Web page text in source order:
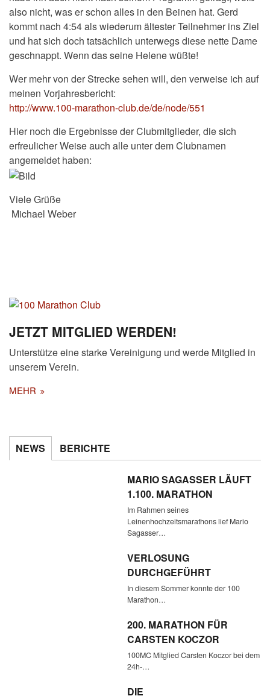
also nicht, was er schon alles in den Beinen hat. Gerd
kommt nach 4:54 als wiederum ältester Teilnehmer ins Ziel
und hat sich doch tatsächlich unterwegs diese nette Dame
geschnappt. Wenn das seine Helene wüßte!
Wer mehr von der Strecke sehen will, den verweise ich auf
meinen Vorjahresbericht:
http://www.100-marathon-club.de/de/node/551
Hier noch die Ergebnisse der Clubmitglieder, die sich
erfreulicher Weise auch alle unter dem Clubnamen
angemeldet haben:
Viele Grüße
Michael Weber
JETZT MITGLIED WERDEN!
Unterstütze eine starke Vereinigung und werde Mitglied in
unserem Verein.
MEHR
NEWS BERICHTE
MARIO SAGASSER LÄUFT
1.100. MARATHON
Im Rahmen seines
Leinenhochzeitsmarathons lief Mario
Sagasser…
VERLOSUNG
DURCHGEFÜHRT
In diesem Sommer konnte der 100
Marathon…
200. MARATHON FÜR
CARSTEN KOCZOR
100MC Mitglied Carsten Koczor bei dem
24h-…
DIE